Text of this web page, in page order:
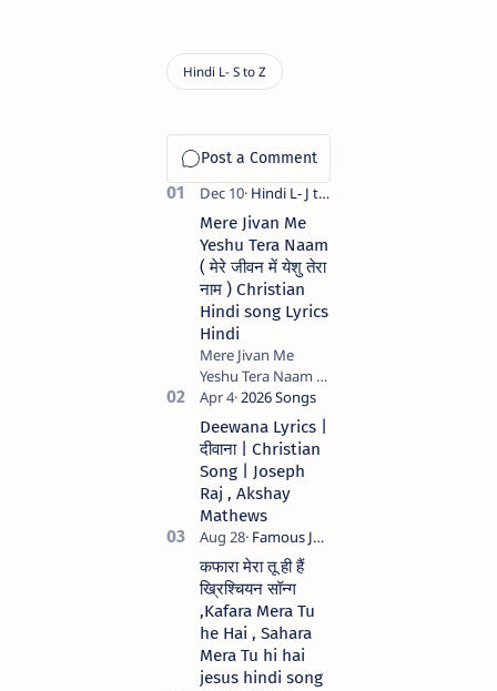
Mere Jivan Me
Yeshu Tera Naam
( मेरे जीवन में येशु तेरा
नाम ) Christian
Hindi song Lyrics
Hindi
Mere Jivan Me
Yeshu Tera Naam (
मेरे जीवन में येशु तेरा नाम )
Christian Hindi
song Lyrics Hindi
Anil Kant …
Deewana Lyrics |
दीवाना | Christian
Song | Joseph
Raj , Akshay
Mathews
कफारा मेरा तू ही हैं
ख्रिश्चियन सॉन्ग
,Kafara Mera Tu
he Hai , Sahara
Mera Tu hi hai
jesus hindi song